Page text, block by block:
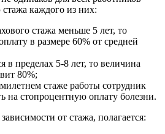
стажа каждого из них:
стажа меньше 5 лет, то
в размере 60% от средней
в пределах 5-8 лет, то величина
80%;
стаже работы сотрудник
на стопроцентную оплату болезни.
от стажа, полагается: